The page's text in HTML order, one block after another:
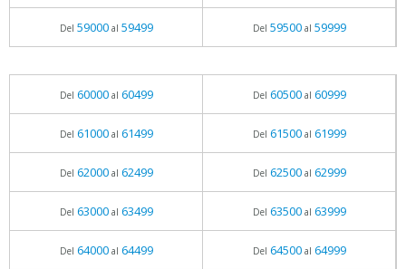
Del 59000al 59499 Del 59500al 59999
Del 60000al 60499 Del 60500al 60999
Del 61000al 61499 Del 61500al 61999
Del 62000al 62499 Del 62500al 62999
Del 63000al 63499 Del 63500al 63999
Del 64000al 64499 Del 64500al 64999